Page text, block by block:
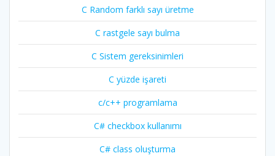
C Random farklı sayı üretme
C rastgele sayı bulma
C Sistem gereksinimleri
C yüzde işareti
c/c++ programlama
C# checkbox kullanımı
C# class oluşturma